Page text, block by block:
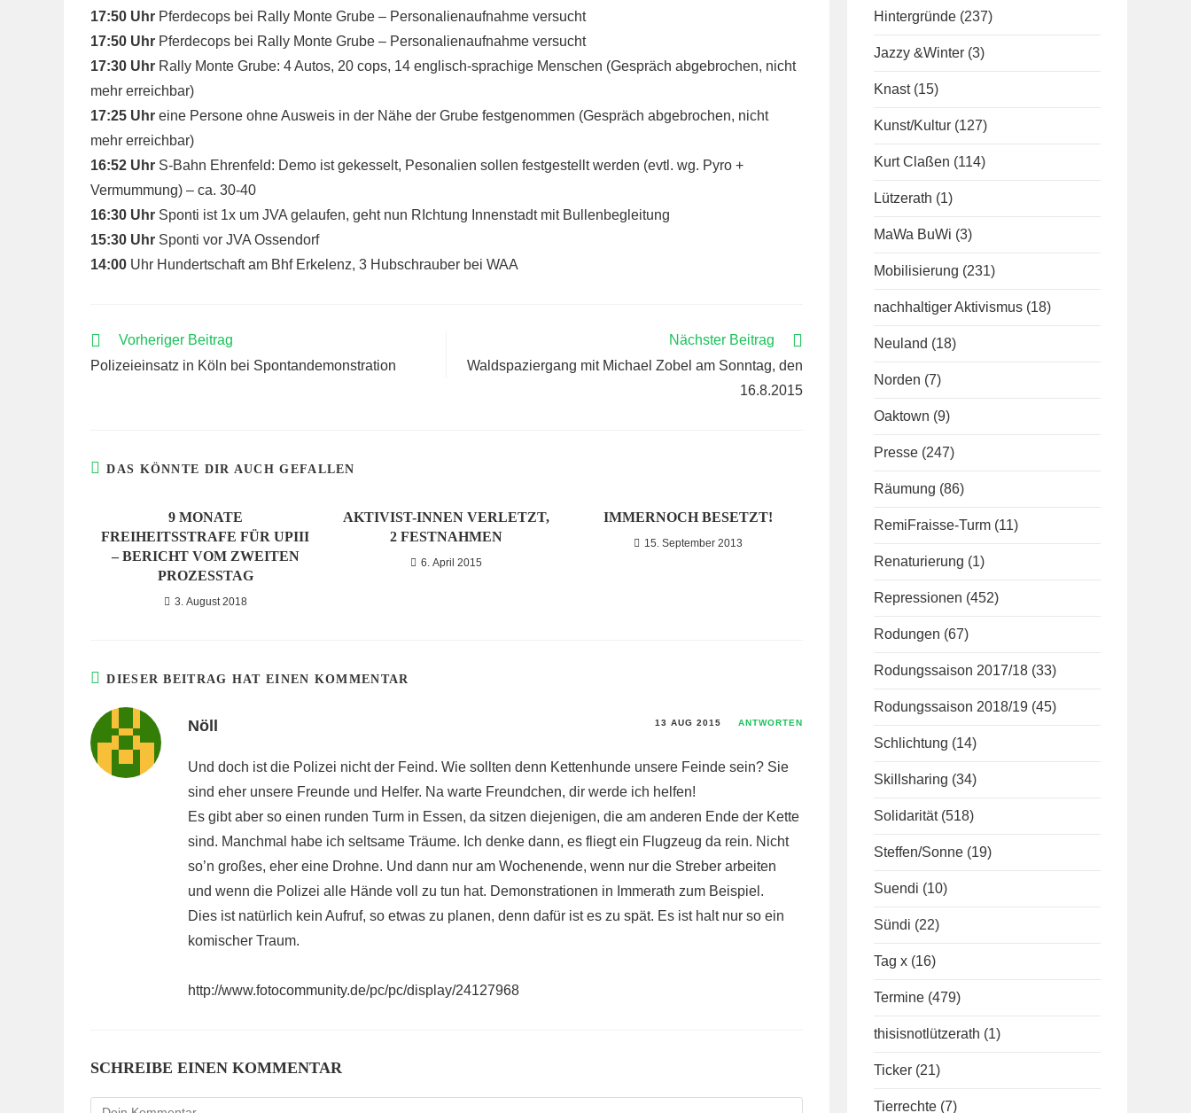
17:50 Uhr Pferdecops bei Rally Monte Grube – Personalienaufnahme versucht
17:50 Uhr Pferdecops bei Rally Monte Grube – Personalienaufnahme versucht
17:30 Uhr Rally Monte Grube: 4 Autos, 20 cops, 14 englisch-sprachige Menschen (Gespräch abgebrochen, nicht
mehr erreichbar)
17:25 Uhr eine Persone ohne Ausweis in der Nähe der Grube festgenommen (Gespräch abgebrochen, nicht
mehr erreichbar)
16:52 Uhr S-Bahn Ehrenfeld: Demo ist gekesselt, Pesonalien sollen festgestellt werden (evtl. wg. Pyro +
Vermummung) – ca. 30-40
16:30 Uhr Sponti ist 1x um JVA gelaufen, geht nun RIchtung Innenstadt mit Bullenbegleitung
15:30 Uhr Sponti vor JVA Ossendorf
14:00 Uhr Hundertschaft am Bhf Erkelenz, 3 Hubschrauber bei WAA
WEITERE
ANSEHEN
Vorheriger Beitrag
Polizeieinsatz in Köln bei Spontandemonstration
Nächster Beitrag
Waldspaziergang mit Michael Zobel am Sonntag, den
16.8.2015
DAS KÖNNTE DIR AUCH GEFALLEN
9 MONATE
FREIHEITSSTRAFE FÜR UPIII
– BERICHT VOM ZWEITEN
PROZESSTAG
3. August 2018
AKTIVIST-INNEN VERLETZT,
2 FESTNAHMEN
6. April 2015
IMMERNOCH BESETZT!
15. September 2013
DIESER BEITRAG HAT EINEN KOMMENTAR
Nöll 13 AUG 2015 ANTWORTEN
Und doch ist die Polizei nicht der Feind. Wie sollten denn Kettenhunde unsere Feinde sein? Sie
sind eher unsere Freunde und Helfer. Na warte Freundchen, dir werde ich helfen!
Es gibt aber so einen runden Turm in Essen, da sitzen diejenigen, die am anderen Ende der Kette
sind. Manchmal habe ich seltsame Träume. Ich denke dann, es fliegt ein Flugzeug da rein. Nicht
so’n großes, eher eine Drohne. Und dann nur am Wochenende, wenn nur die Streber arbeiten
und wenn die Polizei alle Hände voll zu tun hat. Demonstrationen in Immerath zum Beispiel.
Dies ist natürlich kein Aufruf, so etwas zu planen, denn dafür ist es zu spät. Es ist halt nur so ein
komischer Traum.
http://www.fotocommunity.de/pc/pc/display/24127968
SCHREIBE EINEN KOMMENTAR
Kommentieren
Hintergründe (237)
Jazzy &Winter (3)
Knast (15)
Kunst/Kultur (127)
Kurt Claßen (114)
Lützerath (1)
MaWa BuWi (3)
Mobilisierung (231)
nachhaltiger Aktivismus (18)
Neuland (18)
Norden (7)
Oaktown (9)
Presse (247)
Räumung (86)
RemiFraisse-Turm (11)
Renaturierung (1)
Repressionen (452)
Rodungen (67)
Rodungssaison 2017/18 (33)
Rodungssaison 2018/19 (45)
Schlichtung (14)
Skillsharing (34)
Solidarität (518)
Steffen/Sonne (19)
Suendi (10)
Sündi (22)
Tag x (16)
Termine (479)
thisisnotlützerath (1)
Ticker (21)
Tierrechte (7)